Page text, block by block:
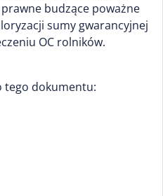
budzące poważne
sumy gwarancyjnej
OC rolników.
tego dokumentu: